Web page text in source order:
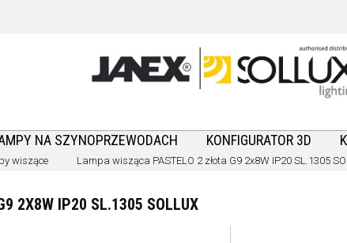
NA SZYNOPRZEWODACH KONFIGURATOR 3D
wiszące Lampa wisząca PASTELO 2 złota G9 2x8W IP20 SL.1305
2X8W IP20 SL.1305 SOLLUX